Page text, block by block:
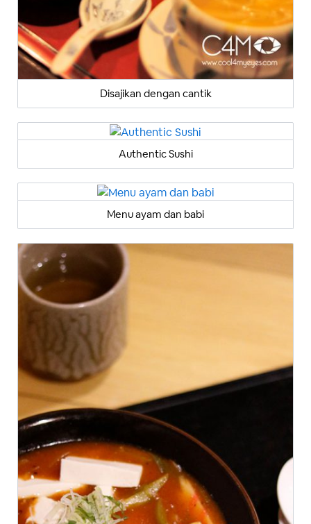
Disajikan dengan cantik
Authentic Sushi
Menu ayam dan babi